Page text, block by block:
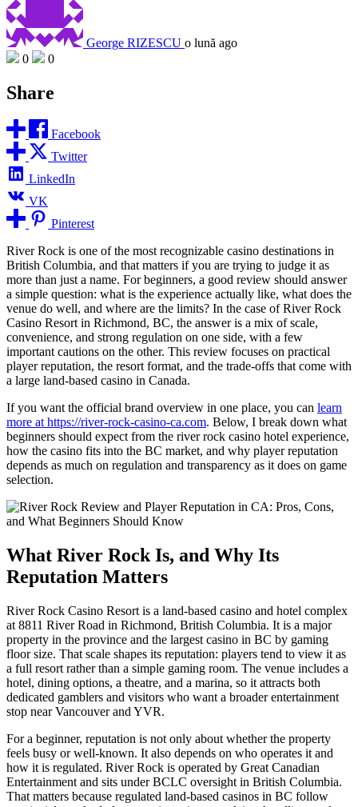
George RIZESCU o lună ago
0
0
Share
Facebook
Twitter
LinkedIn
VK
Pinterest
River Rock is one of the most recognizable casino destinations in
British Columbia, and that matters if you are trying to judge it as
more than just a name. For beginners, a good review should answer
a simple question: what is the experience actually like, what does the
venue do well, and where are the limits? In the case of River Rock
Casino Resort in Richmond, BC, the answer is a mix of scale,
convenience, and strong regulation on one side, with a few
important cautions on the other. This review focuses on practical
player reputation, the resort format, and the trade-offs that come with
a large land-based casino in Canada.
If you want the official brand overview in one place, you can learn
more at https://river-rock-casino-ca.com. Below, I break down what
beginners should expect from the river rock casino hotel experience,
how the casino fits into the BC market, and why player reputation
depends as much on regulation and transparency as it does on game
selection.
What River Rock Is, and Why Its
Reputation Matters
River Rock Casino Resort is a land-based casino and hotel complex
at 8811 River Road in Richmond, British Columbia. It is a major
property in the province and the largest casino in BC by gaming
floor size. That scale shapes its reputation: players tend to view it as
a full resort rather than a simple gaming room. The venue includes a
hotel, dining options, a theatre, and a marina, so it attracts both
dedicated gamblers and visitors who want a broader entertainment
stop near Vancouver and YVR.
For a beginner, reputation is not only about whether the property
feels busy or well-known. It also depends on who operates it and
how it is regulated. River Rock is operated by Great Canadian
Entertainment and sits under BCLC oversight in British Columbia.
That matters because regulated land-based casinos in BC follow